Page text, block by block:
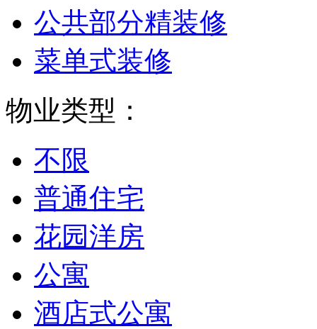
公共部分精装修
菜单式装修
物业类型：
不限
普通住宅
花园洋房
公寓
酒店式公寓